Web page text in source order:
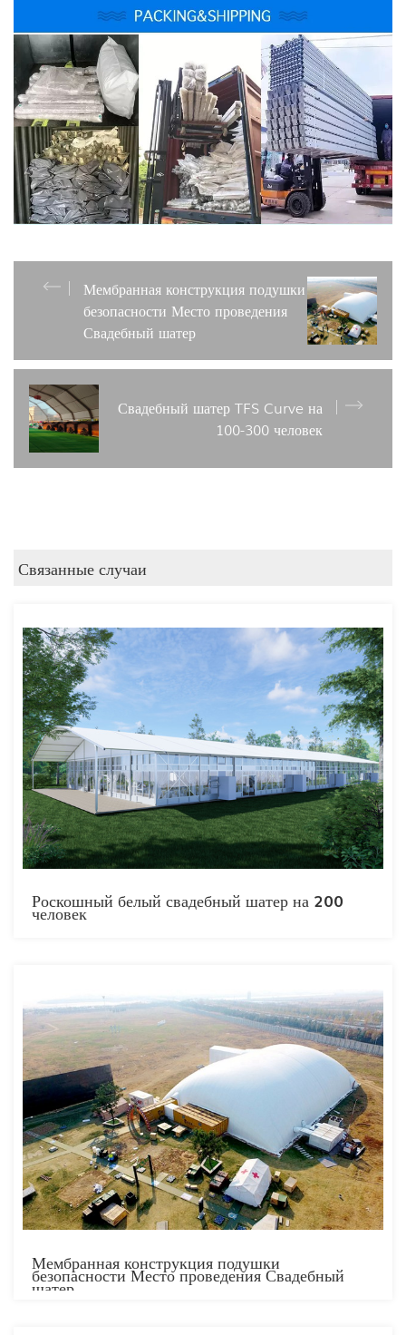
Мембранная конструкция подушки
безопасности Место проведения
Свадебный шатер
Свадебный шатер TFS Curve на
100-300 человек
Связанные случаи
Роскошный белый свадебный шатер на 200
человек
Мембранная конструкция подушки
безопасности Место проведения Свадебный
шатер